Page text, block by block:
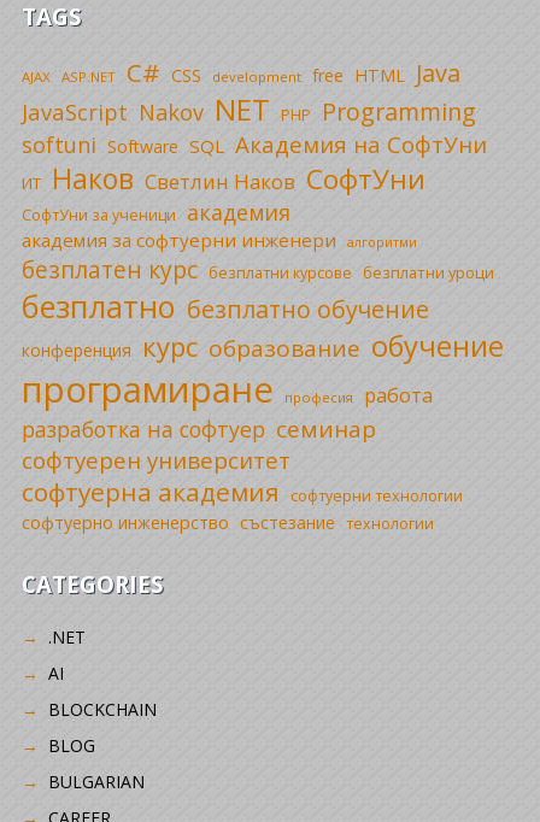
TAGS
AJAX ASP.NET C# CSS development free HTML Java
JavaScript Nakov NET PHP Programming
softuni Software SQL Академия на СофтУни
ИТ Наков Светлин Наков СофтУни
СофтУни за ученици академия
академия за софтуерни инженери алгоритми
безплатен курс безплатни курсове безплатни уроци
безплатно безплатно обучение
конференция курс образование обучение
програмиране професия работа
разработка на софтуер семинар
софтуерен университет
софтуерна академия софтуерни технологии
софтуерно инженерство състезание технологии
CATEGORIES
.NET
AI
BLOCKCHAIN
BLOG
BULGARIAN